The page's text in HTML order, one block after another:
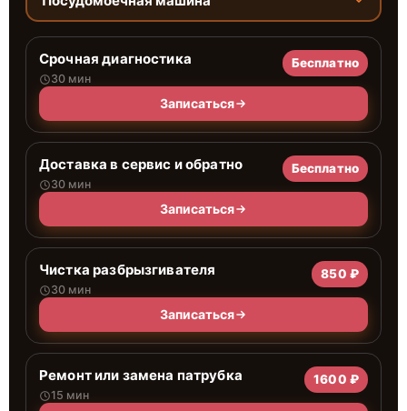
Срочная диагностика
30 мин
Бесплатно
Записаться
Доставка в сервис и обратно
30 мин
Бесплатно
Записаться
Чистка разбрызгивателя
30 мин
850 ₽
Записаться
Ремонт или замена патрубка
15 мин
1600 ₽